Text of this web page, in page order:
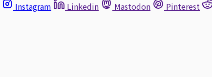
Instagram Linkedin Mastodon
Pinterest